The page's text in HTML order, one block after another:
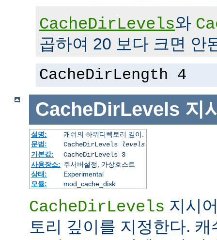
CacheDirLevels와
곱하여 20 보다 크면 안
CacheDirLength 4
CacheDirLevels 지
설명:
캐쉬의 하위디렉토리 깊이.
문법:
CacheDirLevels
levels
기본값:
CacheDirLevels 3
사용장소: 주서버설정, 가상호스트
상태:
Experimental
모듈:
mod_cache_disk
CacheDirLevels 지시
토리 깊이를 지정한다.